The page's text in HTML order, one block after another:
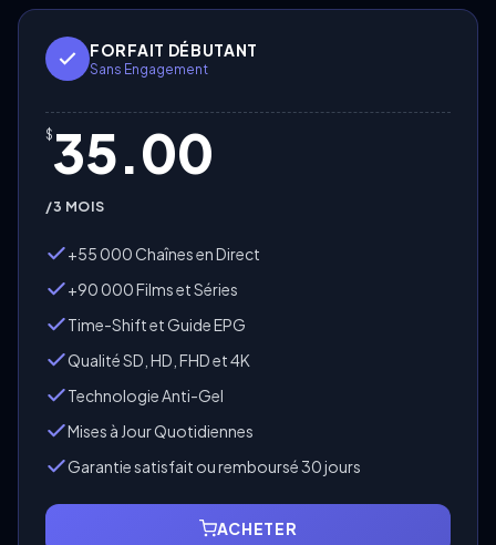
FORFAIT DÉBUTANT
Sans Engagement
$35.00
/3 MOIS
+55 000 Chaînes en Direct
+90 000 Films et Séries
Time-Shift et Guide EPG
Qualité SD, HD, FHD et 4K
Technologie Anti-Gel
Mises à Jour Quotidiennes
Garantie satisfait ou remboursé 30 jours
ACHETER